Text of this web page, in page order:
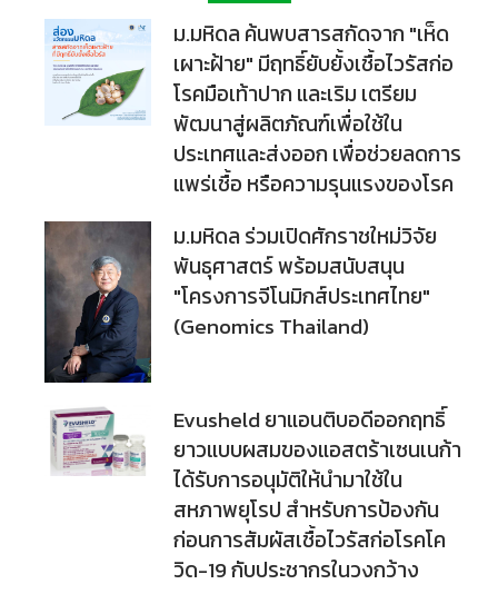
ม.มหิดล ค้นพบสารสกัดจาก "เห็ด
เผาะฝ้าย" มีฤทธิ์ยับยั้งเชื้อไวรัสก่อ
โรคมือเท้าปาก และเริม เตรียม
พัฒนาสู่ผลิตภัณฑ์เพื่อใช้ใน
ประเทศและส่งออก เพื่อช่วยลดการ
แพร่เชื้อ หรือความรุนแรงของโรค
ม.มหิดล ร่วมเปิดศักราชใหม่วิจัย
พันธุศาสตร์ พร้อมสนับสนุน
"โครงการจีโนมิกส์ประเทศไทย"
(Genomics Thailand)
Evusheld ยาแอนติบอดีออกฤทธิ์
ยาวแบบผสมของแอสตร้าเซนเนก้า
ได้รับการอนุมัติให้นำมาใช้ใน
สหภาพยุโรป สำหรับการป้องกัน
ก่อนการสัมผัสเชื้อไวรัสก่อโรคโค
วิด-19 กับประชากรในวงกว้าง